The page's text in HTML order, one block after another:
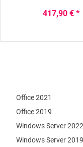
417,90 € *
Office 2021
Office 2019
Windows Server 2022
Windows Server 2019